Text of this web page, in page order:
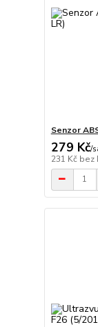
Senzor
279 Kč/
231 Kč bez